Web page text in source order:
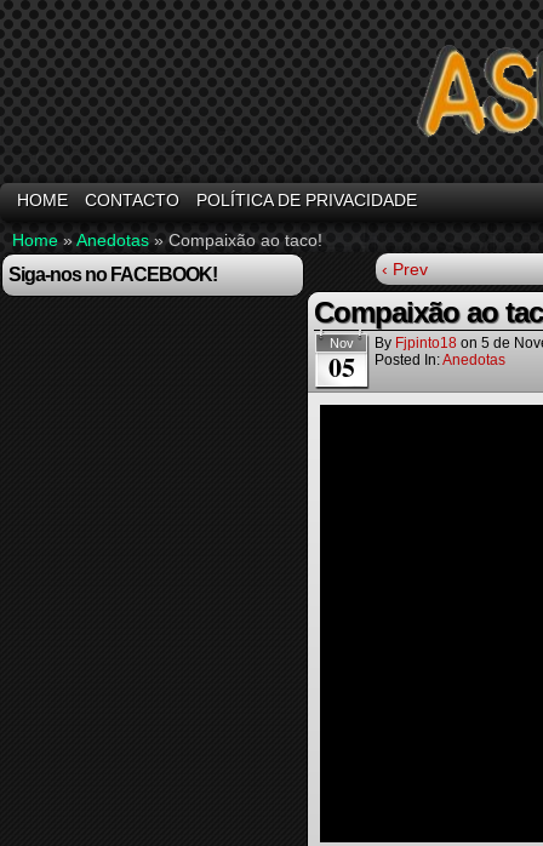
HOME CONTACTO POLÍTICA DE PRIVACIDADE
Home »Anedotas » Compaixão ao taco!
Siga-nos no FACEBOOK! ‹ Prev
Compaixão ao
Nov
05
By Fjpinto18 on 5 de
Posted In:Anedotas